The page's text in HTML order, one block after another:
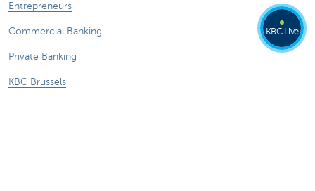
Entrepreneurs
Commercial Banking
Private Banking
KBC Brussels
KBC Live